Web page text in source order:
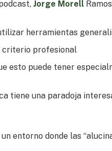
Jorge Morell
herramientas
criterio profesional
esto puede tener
tiene una paradoja
entorno donde las